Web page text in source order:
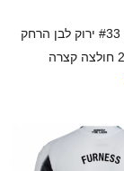
גברים דן ברן #33 ירוק לבן הרחק